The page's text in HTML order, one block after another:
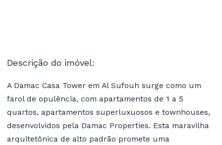
Descrição do imóvel:
A Damac Casa Tower em Al Sufouh surge como um
farol de opulência, com apartamentos de 1 a 5
quartos, apartamentos superluxuosos e townhouses,
desenvolvidos pela Damac Properties. Esta maravilha
arquitetônica de alto padrão promete uma